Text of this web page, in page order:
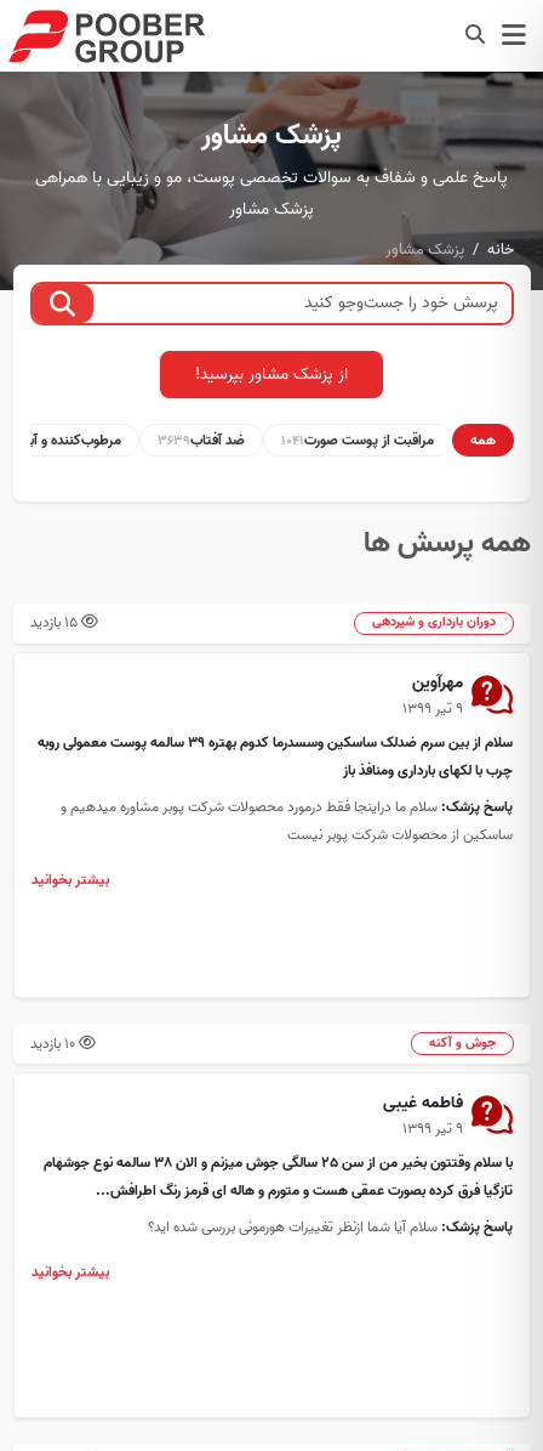
پزشک مشاور
پاسخ علمی و شفاف به سوالات تخصصی پوست، مو و زیبایی با همراهی
پزشک مشاور
خانه پزشک مشاور
از پزشک مشاور بپرسید!
همه مراقبت از پوست صورت1041 ضد آفتاب3639 مرطوب‌کننده و آبرسان
همه پرسش ها
دوران بارداری و شیردهی 15 بازدید
مهرآوین
۹ تیر ۱۳۹۹
سلام از بین سرم ضدلک ساسکین وسسدرما کدوم بهتره ۳۹ سالمه پوست معمولی روبه
چرب با لکهای بارداری ومنافذ باز
پاسخ پزشک: سلام ما دراینجا فقط درمورد محصولات شرکت پوبر مشاوره میدهیم و
ساسکین از محصولات شرکت پوبر نیست
بیشتر بخوانید
جوش و آکنه 10 بازدید
فاطمه غیبی
۹ تیر ۱۳۹۹
با سلام وقتتون بخیر من از سن 25 سالگی جوش میزنم و الان 38 سالمه نوع جوشهام
تازگیا فرق کرده بصورت عمقی هست و متورم و هاله ای قرمز رنگ اطرافش...
پاسخ پزشک: سلام آیا شما ازنظر تغییرات هورمونی بررسی شده اید؟
بیشتر بخوانید